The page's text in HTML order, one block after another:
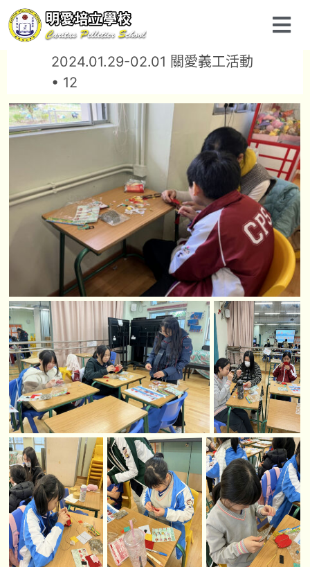
2024.01.29-02.01 關愛義工活動
• 12